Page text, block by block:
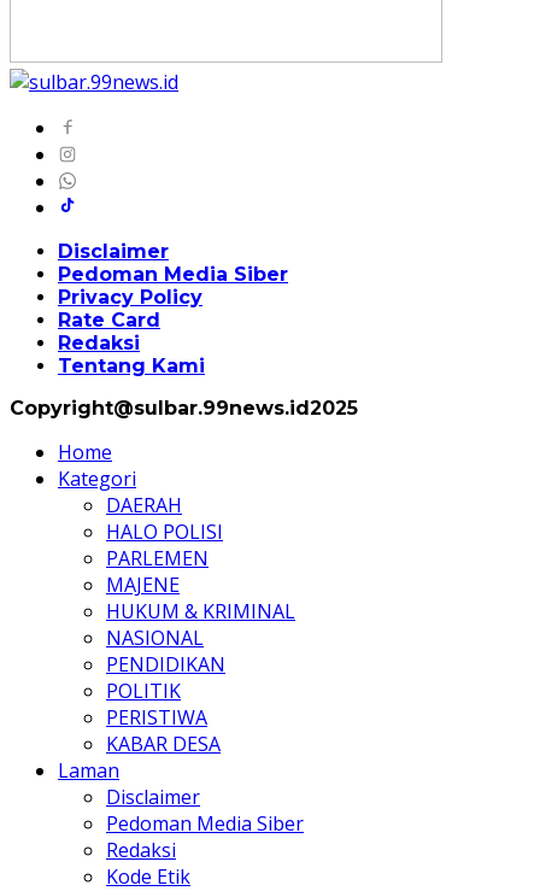
Disclaimer
Pedoman Media Siber
Privacy Policy
Rate Card
Redaksi
Tentang Kami
Copyright@sulbar.99news.id2025
Home
Kategori
DAERAH
HALO POLISI
PARLEMEN
MAJENE
HUKUM & KRIMINAL
NASIONAL
PENDIDIKAN
POLITIK
PERISTIWA
KABAR DESA
Laman
Disclaimer
Pedoman Media Siber
Redaksi
Kode Etik